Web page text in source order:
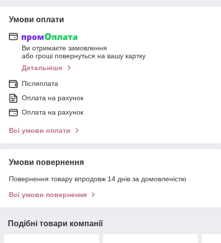
Умови оплати
Ви отримаєте замовлення
або гроші повернуться на вашу картку
Детальніше
Післяплата
Оплата на рахунок
Оплата на рахунок
Всі умови оплати
Умови повернення
Повернення товару впродовж 14 днів за домовленістю
Всі умови повернення
Подібні товари компанії